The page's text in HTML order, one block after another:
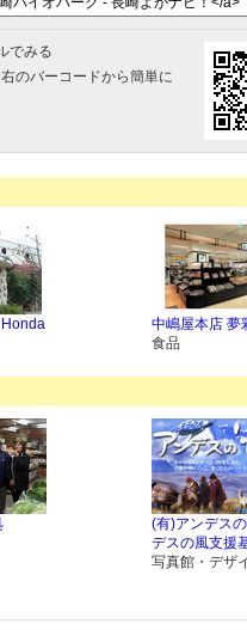
でみる
のバーコードから簡単に
中嶋屋本店 夢
食品
(有)アンデス
デスの風支援
写真館・デザ